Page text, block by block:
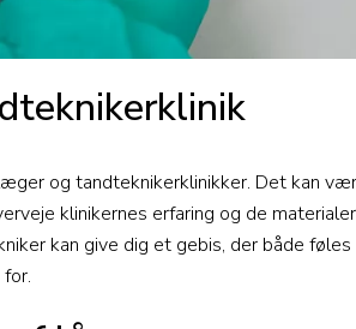
og tandteknikerklinikker. Det kan
klinikernes erfaring og de
kan give dig et gebis, der både